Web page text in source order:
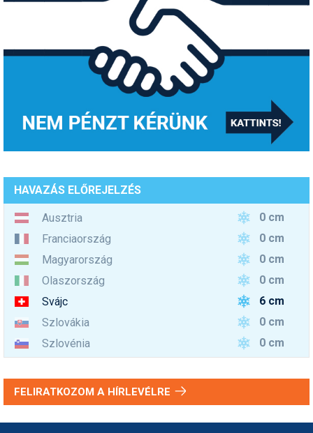
HAVAZÁS ELŐREJELZÉS
Ausztria
0 cm
Franciaország
0 cm
Magyarország
0 cm
Olaszország
0 cm
Svájc
6 cm
Szlovákia
0 cm
Szlovénia
0 cm
FELIRATKOZOM A HÍRLEVÉLRE